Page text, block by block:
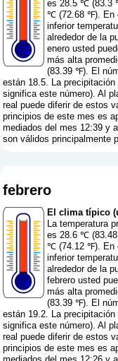
es 28.5 ℃ (83.3
℃ (72.68 ℉). En
inferior
alrededor de la
enero usted
más alta
(83.39 ℉). El
están 18.5. La
significa este número). Al
real puede diferir de estos
principios de este mes es
mediados del mes 12:39 y
son válidos principalmente
febrero
El clima típico
La temperatura
es 28.6 ℃
℃ (74.12 ℉). En
inferior
alrededor de la
febrero usted
más alta
(83.39 ℉). El
están 19.2. La
significa este número). Al
real puede diferir de estos
principios de este mes es